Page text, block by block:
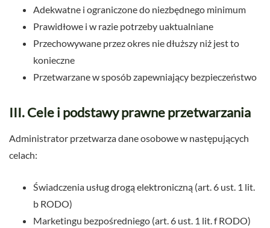
Adekwatne i ograniczone do niezbędnego minimum
Prawidłowe i w razie potrzeby uaktualniane
Przechowywane przez okres nie dłuższy niż jest to
konieczne
Przetwarzane w sposób zapewniający bezpieczeństwo
III. Cele i podstawy prawne przetwarzania
Administrator przetwarza dane osobowe w następujących
celach:
Świadczenia usług drogą elektroniczną (art. 6 ust. 1 lit.
b RODO)
Marketingu bezpośredniego (art. 6 ust. 1 lit. f RODO)